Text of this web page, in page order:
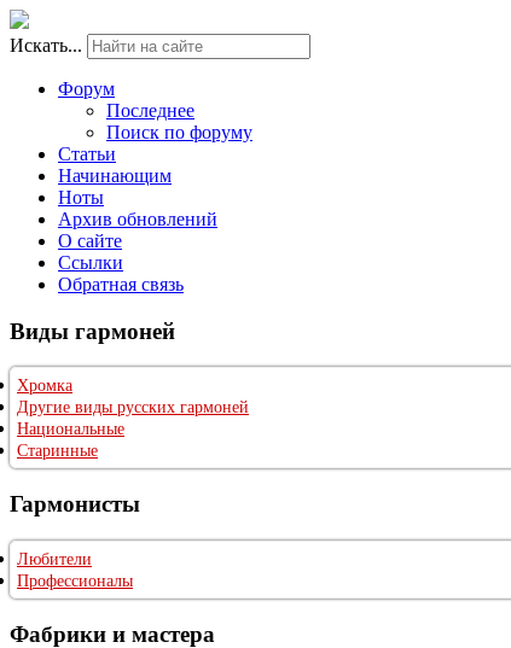
Искать...
Форум
Последнее
Поиск по форуму
Статьи
Начинающим
Ноты
Архив обновлений
О сайте
Ссылки
Обратная связь
Виды гармоней
Хромка
Другие виды русских гармоней
Национальные
Старинные
Гармонисты
Любители
Профессионалы
Фабрики и мастера